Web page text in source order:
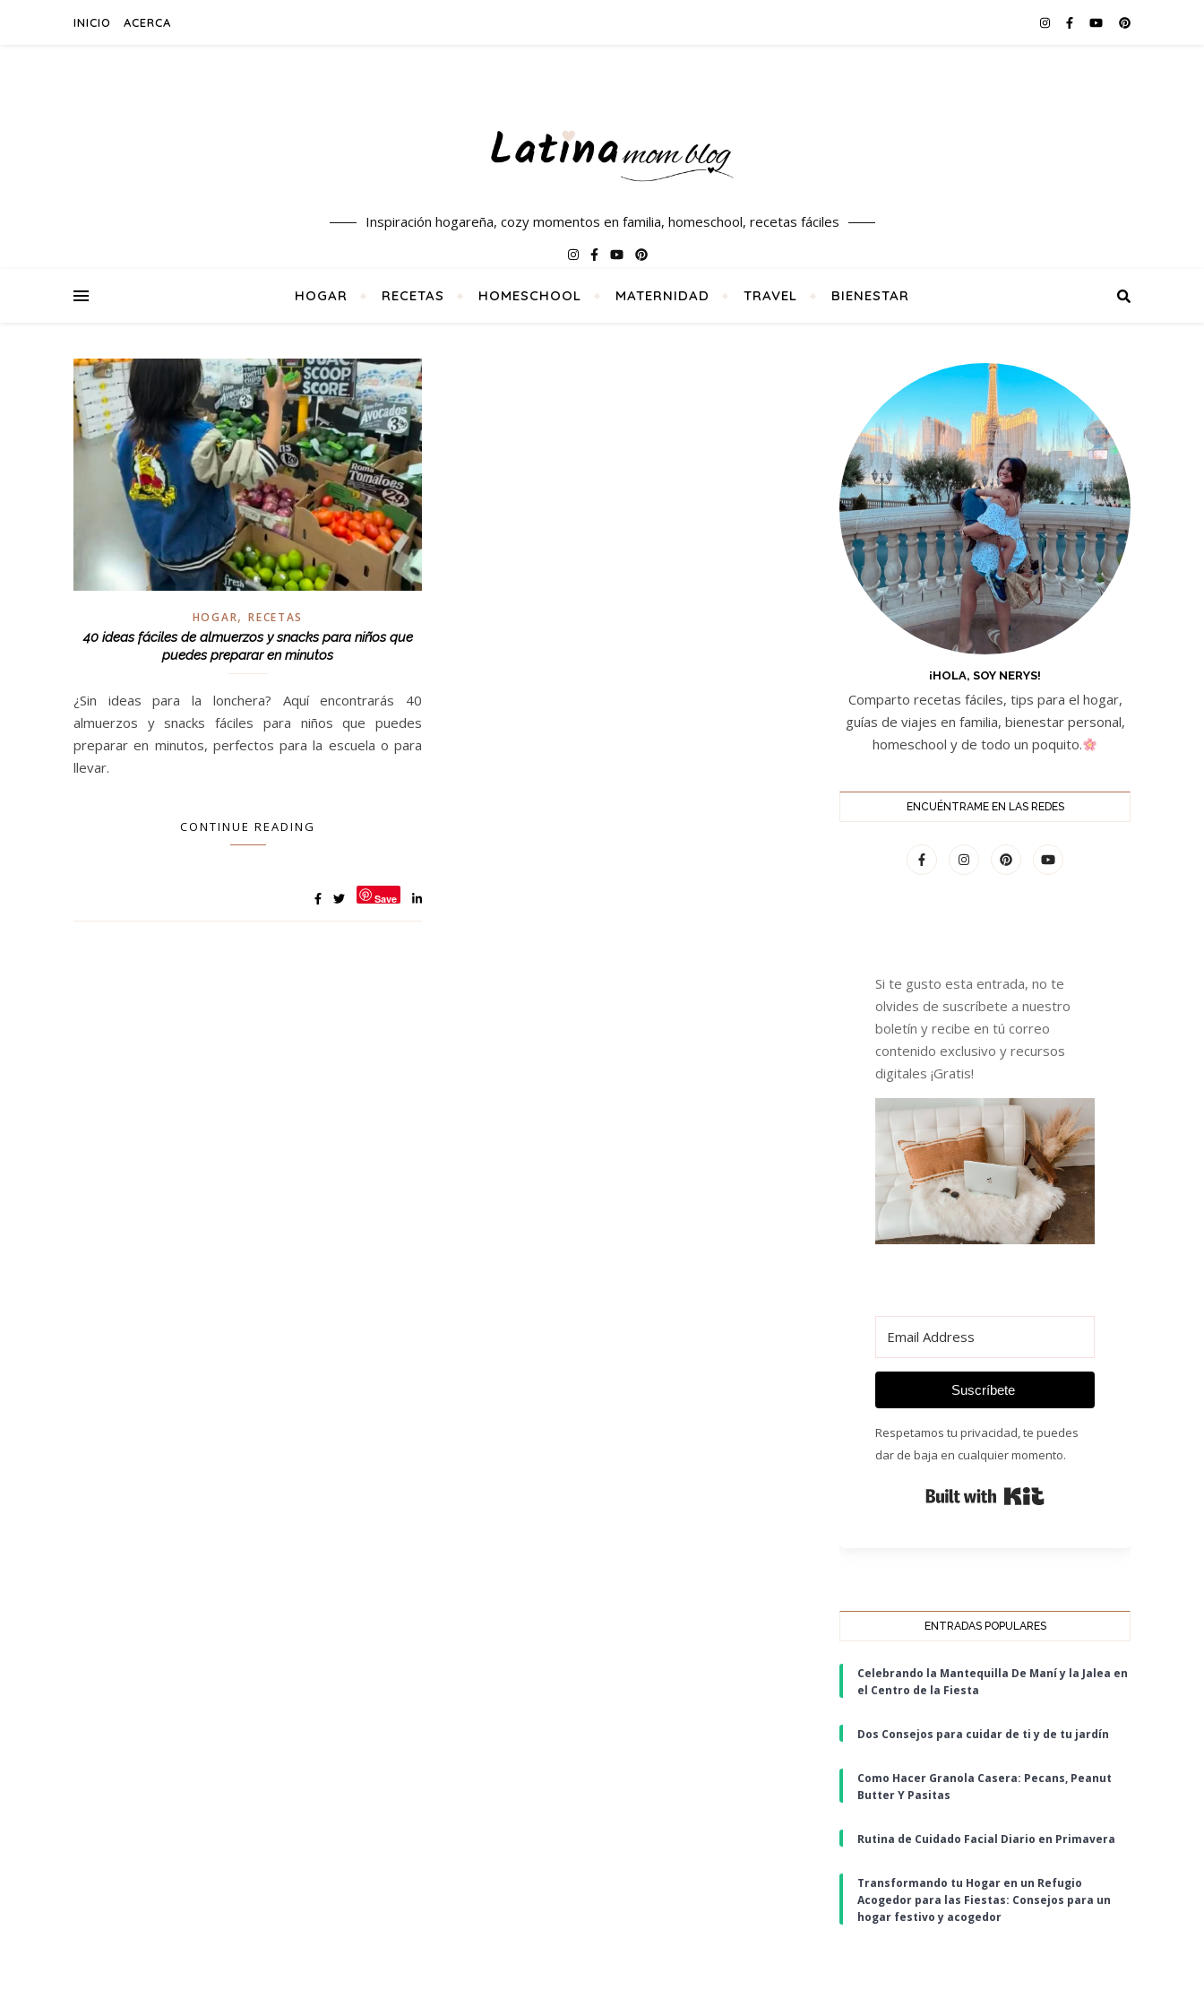
INICIO ACERCA
Inspiración hogareña, cozy momentos en familia, homeschool, recetas fáciles
HOGAR RECETAS HOMESCHOOL MATERNIDAD TRAVEL BIENESTAR
HOGAR,RECETAS
40 ideas fáciles de almuerzos y snacks para niños que
puedes preparar en minutos
¿Sin ideas para la lonchera? Aquí encontrarás 40
almuerzos y snacks fáciles para niños que puedes
preparar en minutos, perfectos para la escuela o para
llevar.
CONTINUE READING
Save
¡HOLA, SOY NERYS!
Comparto recetas fáciles, tips para el hogar,
guías de viajes en familia, bienestar personal,
homeschool y de todo un poquito.
ENCUÉNTRAME EN LAS REDES
Si te gusto esta entrada, no te
olvides de suscríbete a nuestro
boletín y recibe en tú correo
contenido exclusivo y recursos
digitales ¡Gratis!
Suscríbete
Respetamos tu privacidad, te puedes
dar de baja en cualquier momento.
ENTRADAS POPULARES
Celebrando la Mantequilla De Maní y la Jalea en
el Centro de la Fiesta
Dos Consejos para cuidar de ti y de tu jardín
Como Hacer Granola Casera: Pecans, Peanut
Butter Y Pasitas
Rutina de Cuidado Facial Diario en Primavera
Transformando tu Hogar en un Refugio
Acogedor para las Fiestas: Consejos para un
hogar festivo y acogedor